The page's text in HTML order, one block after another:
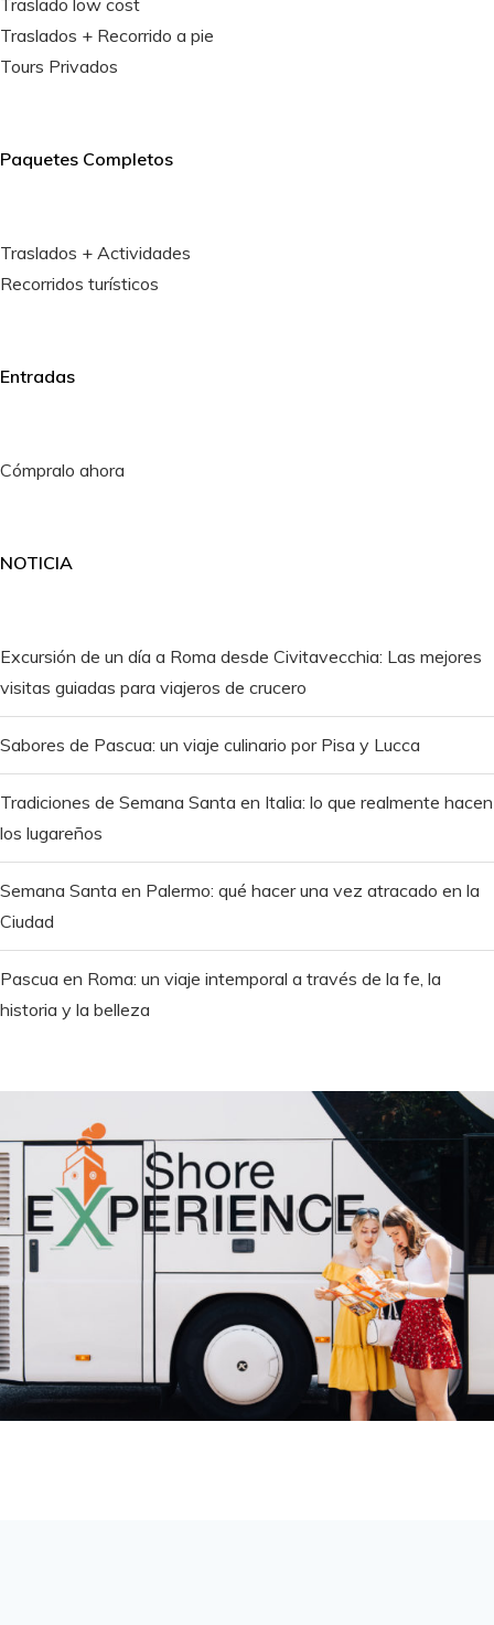
Traslados + Recorrido a pie
Tours Privados
Paquetes Completos
Traslados + Actividades
Recorridos turísticos
Entradas
Cómpralo ahora
NOTICIA
Excursión de un día a Roma desde Civitavecchia: Las mejores
visitas guiadas para viajeros de crucero
Sabores de Pascua: un viaje culinario por Pisa y Lucca
Tradiciones de Semana Santa en Italia: lo que realmente hacen
los lugareños
Semana Santa en Palermo: qué hacer una vez atracado en la
Ciudad
Pascua en Roma: un viaje intemporal a través de la fe, la
historia y la belleza